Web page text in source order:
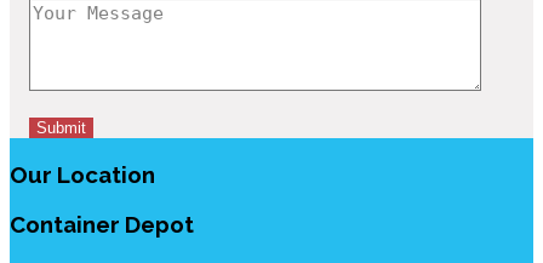
Our Location
Container Depot